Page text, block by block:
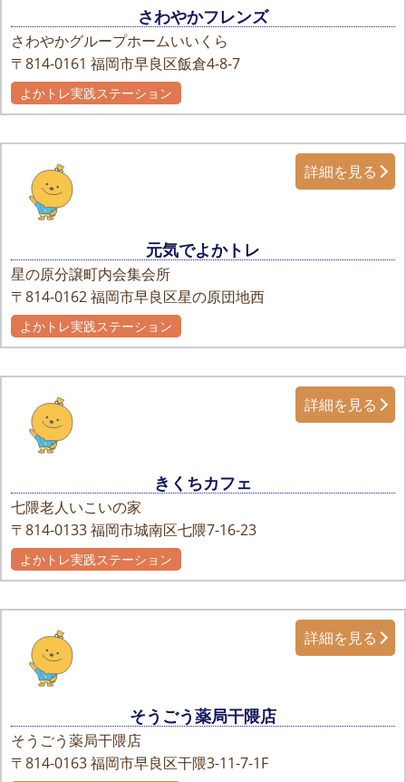
さわやかフレンズ
さわやかグループホームいいくら
〒814-0161 福岡市早良区飯倉4-8-7
よかトレ実践ステーション
元気でよかトレ
星の原分譲町内会集会所
〒814-0162福岡市早良区星の原団地西
詳細を見る
よかトレ実践ステーション
きくちカフェ
七隈老人いこいの家
〒814-0133福岡市城南区七隈7-16-23
詳細を見る
よかトレ実践ステーション
そうごう薬局干隈店
そうごう薬局干隈店
〒814-0163福岡市早良区干隈3-11-7-1F
詳細を見る